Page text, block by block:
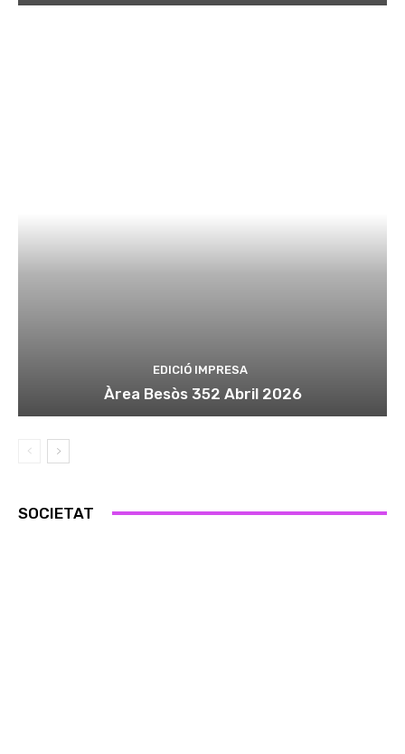
EDICIÓ IMPRESA
Àrea Besòs 352 Abril 2026
SOCIETAT